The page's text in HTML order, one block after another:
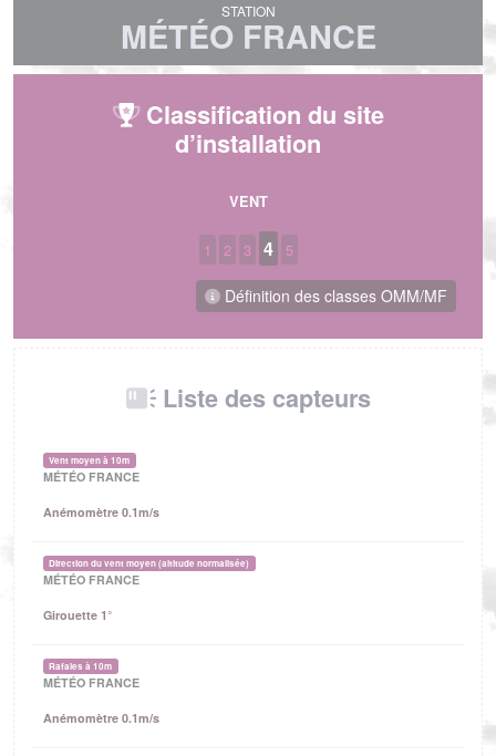
STATION
MÉTÉO FRANCE
Classification du site
d’installation
VENT
1 2 3 4 5
Définition des classes OMM/MF
Liste des capteurs
Vent moyen à 10m
MÉTÉO FRANCE
Anémomètre 0.1m/s
Direction du vent moyen (altitude normalisée)
MÉTÉO FRANCE
Girouette 1°
Rafales à 10m
MÉTÉO FRANCE
Anémomètre 0.1m/s